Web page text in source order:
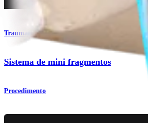
Traumatismo - Extremidades inferiores
Sistema de mini fragmentos
Procedimento